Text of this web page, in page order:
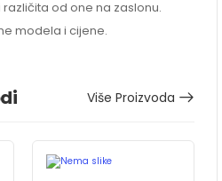
od one na zaslonu.
modela i cijene.
Više Proizvoda